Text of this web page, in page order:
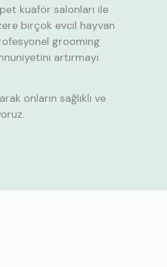
kuaför salonları ile
birçok evcil hayvan
grooming
artırmayı
onların sağlıklı ve